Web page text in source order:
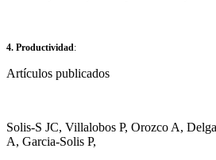
4. Productividad:
Artículos publicados
Solis-S JC, Villalobos P, Orozco A,
A, Garcia-Solis P,